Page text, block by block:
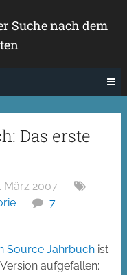
Suche nach dem
Das erste
März 2007
7
Source Jahrbuch ist
aufgefallen: